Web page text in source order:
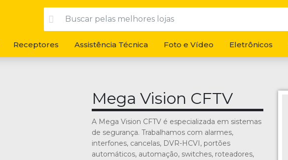
Receptores Assistência Técnica Foto e Vídeo Eletrônicos
Mega Vision CFTV
A Mega Vision CFTV é especializada em sistemas
de segurança. Trabalhamos com alarmes,
interfones, cancelas, DVR-HCVI, portões
automáticos, automação, switches, roteadores,